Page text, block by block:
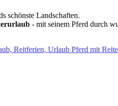
schönste Landschaften.
- mit seinem Pferd durch
Reitferien, Urlaub Pferd mit